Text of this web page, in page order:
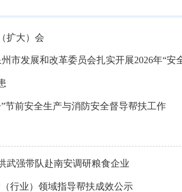
扩大）会
市发展和改革委员会扎实开展2026年“安
节前安全生产与消防安全督导帮扶工作
武强带队赴南安调研粮食企业
行业）领域指导帮扶成效公示